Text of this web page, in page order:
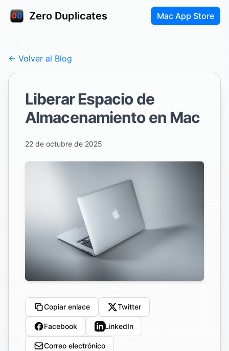
Zero Duplicates Mac App Store
← Volver al Blog
Liberar Espacio de
Almacenamiento en Mac
22 de octubre de 2025
Copiar enlace Twitter
Facebook LinkedIn
Correo electrónico